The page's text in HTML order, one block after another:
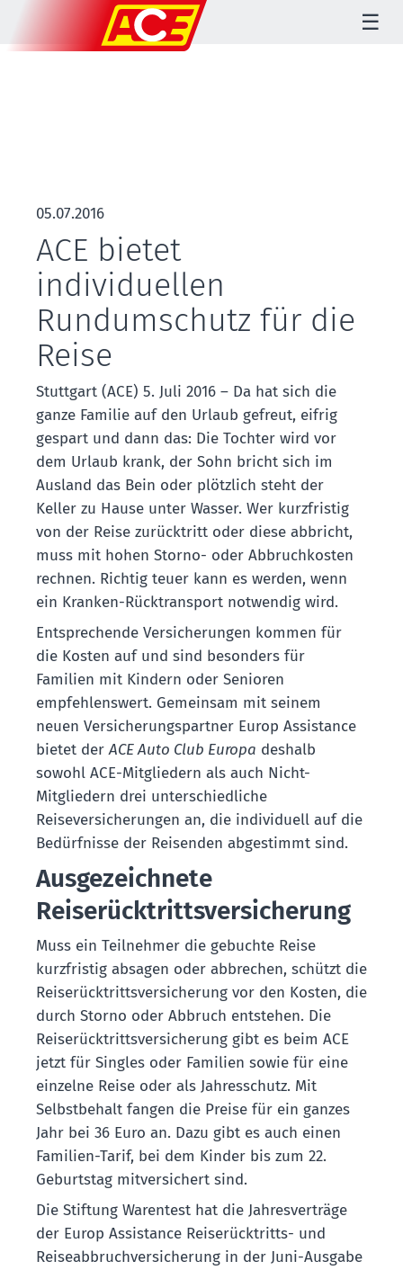
☰
05.07.2016
ACE bietet
individuellen
Rundumschutz für die
Reise
Stuttgart (ACE) 5. Juli 2016 – Da hat sich die
ganze Familie auf den Urlaub gefreut, eifrig
gespart und dann das: Die Tochter wird vor
dem Urlaub krank, der Sohn bricht sich im
Ausland das Bein oder plötzlich steht der
Keller zu Hause unter Wasser. Wer kurzfristig
von der Reise zurücktritt oder diese abbricht,
muss mit hohen Storno- oder Abbruchkosten
rechnen. Richtig teuer kann es werden, wenn
ein Kranken-Rücktransport notwendig wird.
Entsprechende Versicherungen kommen für
die Kosten auf und sind besonders für
Familien mit Kindern oder Senioren
empfehlenswert. Gemeinsam mit seinem
neuen Versicherungspartner Europ Assistance
bietet derACE Auto Club Europa deshalb
sowohl ACE-Mitgliedern als auch Nicht-
Mitgliedern drei unterschiedliche
Reiseversicherungen an, die individuell auf die
Bedürfnisse der Reisenden abgestimmt sind.
Ausgezeichnete
Reiserücktrittsversicherung
Muss ein Teilnehmer die gebuchte Reise
kurzfristig absagen oder abbrechen, schützt die
Reiserücktrittsversicherung vor den Kosten, die
durch Storno oder Abbruch entstehen. Die
Reiserücktrittsversicherung gibt es beim ACE
jetzt für Singles oder Familien sowie für eine
einzelne Reise oder als Jahresschutz. Mit
Selbstbehalt fangen die Preise für ein ganzes
Jahr bei 36 Euro an. Dazu gibt es auch einen
Familien-Tarif, bei dem Kinder bis zum 22.
Geburtstag mitversichert sind.
Die Stiftung Warentest hat die Jahresverträge
der Europ Assistance Reiserücktritts- und
Reiseabbruchversicherung in der Juni-Ausgabe